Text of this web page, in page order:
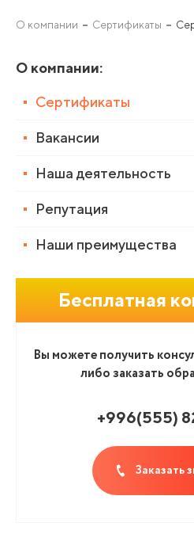
О компании Сертификаты
О компании:
Сертификаты
Вакансии
Наша деятельность
Репутация
Наши преимущества
Бесплатная
Вы можете получить
либо заказать
+996(555)
Заказать